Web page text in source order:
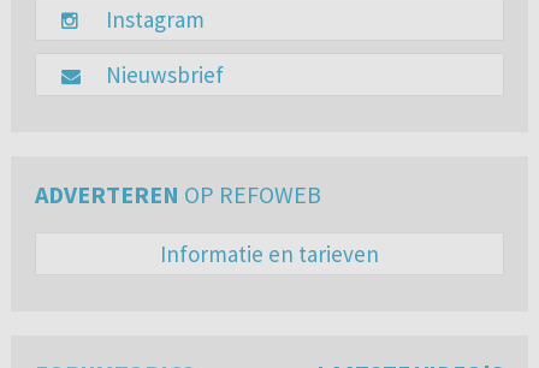
Instagram
Nieuwsbrief
ADVERTEREN OP REFOWEB
Informatie en tarieven